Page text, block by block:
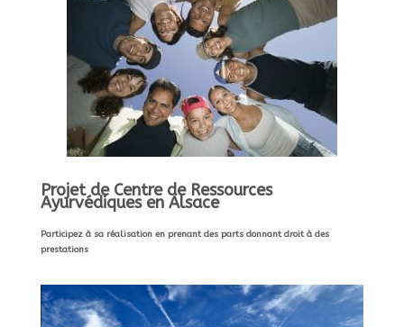
Projet de Centre de Ressources
Ayurvédiques en Alsace
Participez à sa réalisation en prenant des parts donnant droit à des
prestations